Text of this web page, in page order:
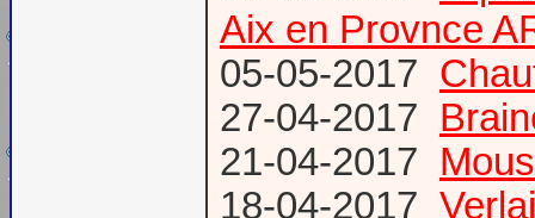
Aix en Provnce
05-05-2017
27-04-2017
21-04-2017
18-04-2017